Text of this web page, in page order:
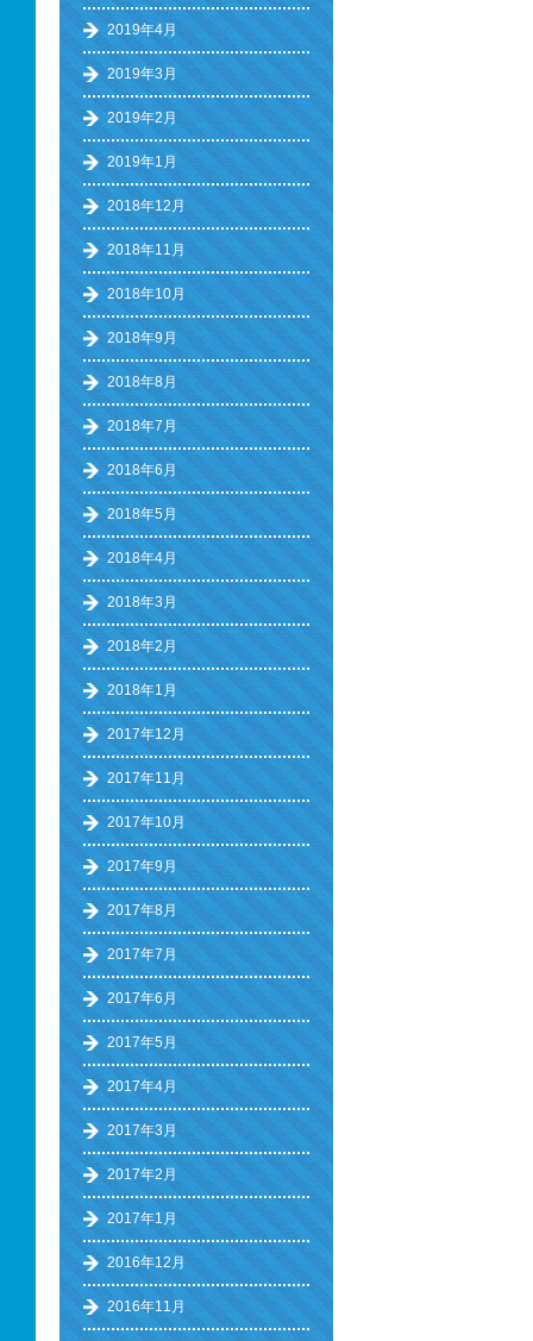
2019年4月
2019年3月
2019年2月
2019年1月
2018年12月
2018年11月
2018年10月
2018年9月
2018年8月
2018年7月
2018年6月
2018年5月
2018年4月
2018年3月
2018年2月
2018年1月
2017年12月
2017年11月
2017年10月
2017年9月
2017年8月
2017年7月
2017年6月
2017年5月
2017年4月
2017年3月
2017年2月
2017年1月
2016年12月
2016年11月